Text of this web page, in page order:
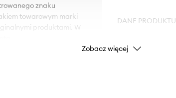
znaku
towarowym marki
produktami. W
DANE PRODUKTU
Kod producenta
Zobacz więcej